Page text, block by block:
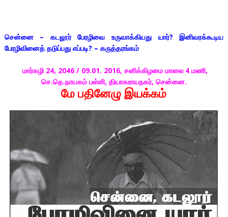
சென்னை – கடலூர் பேரழிவை உருவாக்கியது யார்? இனிவரக்கூடிய
பேரழிவினைத் தடுப்பது எப்படி? – கருத்தரங்கம்
மார்கழி 24, 2046 / 09.01. 2016, சனிக்கிழமை மாலை 4 மணி,
செ.தெ.நாயகம் பள்ளி, தியாகராயநகர், சென்னை.
மே பதினேழு இயக்கம்